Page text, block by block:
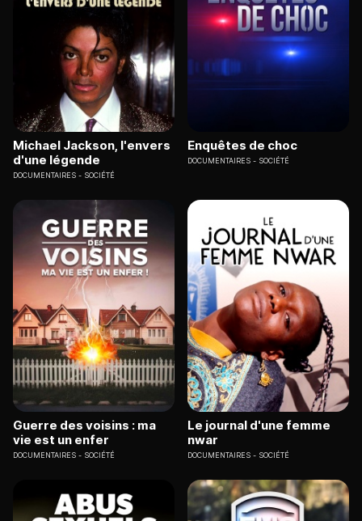
Michael Jackson, l'envers
d'une légende
DOCUMENTAIRES SOCIÉTÉ
Enquêtes de choc
DOCUMENTAIRES SOCIÉTÉ
Guerre des voisins : ma
vie est un enfer
DOCUMENTAIRES SOCIÉTÉ
Le journal d'une femme
nwar
DOCUMENTAIRES SOCIÉTÉ